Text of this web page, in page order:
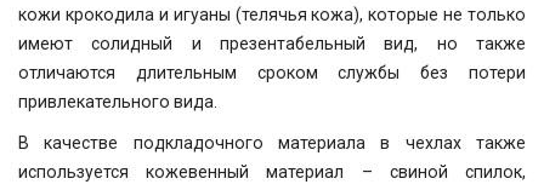
кожи крокодила и игуаны (телячья кожа), которые не только
имеют солидный и презентабельный вид, но также
отличаются длительным сроком службы без потери
привлекательного вида.
В качестве подкладочного материала в чехлах также
используется кожевенный материал – свиной спилок,